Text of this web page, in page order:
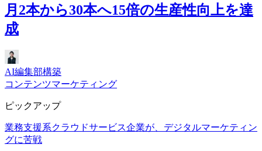
月2本から30本へ15倍の生産性向上を達
成
AI編集部構築
コンテンツマーケティング
ピックアップ
業務支援系クラウドサービス企業が、デジタルマーケティン
グに苦戦